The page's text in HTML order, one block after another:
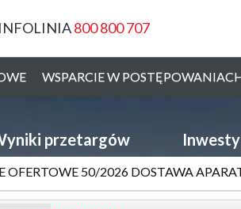
INFOLINIA800 800 707
WSPARCIE W
przetargów
OFERTOWE 50/2026 DOSTAWA